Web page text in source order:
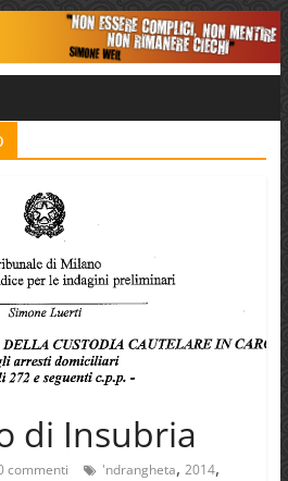
di Insubria
commenti 'ndrangheta, 2014,